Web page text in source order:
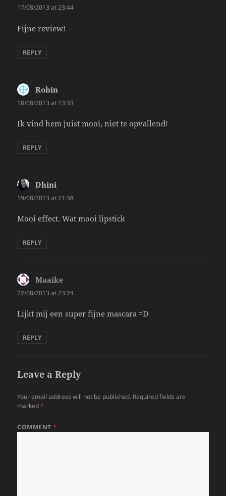
17/08/2013 at 23:44
Fijne review!
REPLY
Robin
18/08/2013 at 13:33
Ik vind hem juist mooi, niet te opvallend!
REPLY
Dhini
19/08/2013 at 21:38
Mooi effect. Wat mooi lipstick
REPLY
Maaike
22/08/2013 at 23:24
Lijkt mij een super fijne mascara =D
REPLY
Leave a Reply
Your email address will not be published. Required fields are
marked*
COMMENT*